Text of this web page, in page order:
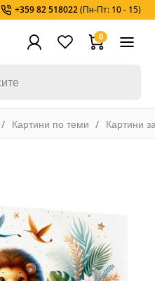
+359 82 518022(Пн-Пт: 10 - 15)
0
Картини по теми Картини